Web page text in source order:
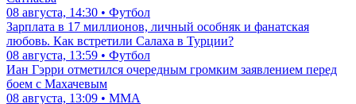
08 августа, 14:30 • Футбол
Зарплата в 17 миллионов, личный особняк и фанатская
любовь. Как встретили Салаха в Турции?
08 августа, 13:59 • Футбол
Иан Гэрри отметился очередным громким заявлением перед
боем с Махачевым
08 августа, 13:09 • ММА